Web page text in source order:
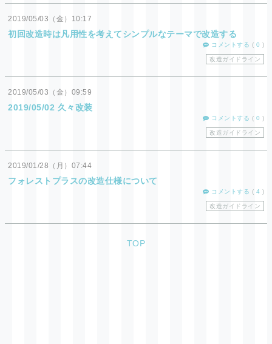
2019 05 03 （金） 10:17
初回改造時は凡用性を考えてシンプルなテーマで改造する
コメントする ( 0 )
改造ガイドライン
2019 05 03 （金） 09:59
2019/05/02 久々改装
コメントする ( 0 )
改造ガイドライン
2019 01 28 （月） 07:44
フォレストプラスの改造仕様について
コメントする ( 4 )
改造ガイドライン
TOP